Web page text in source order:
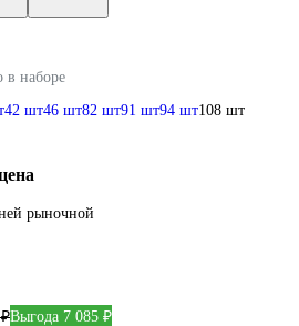
в наборе
42 шт46 шт82 шт91 шт94 шт108 шт
рыночной
Выгода 7 085 ₽